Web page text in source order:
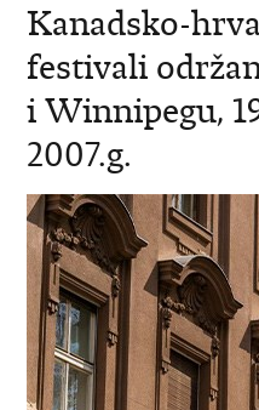
Kanadsko-
festivali
i Winnipegu,
2007.g.